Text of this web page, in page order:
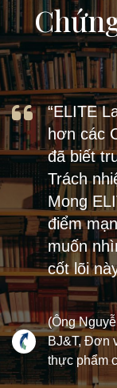
“ELITE
hơn các
đã biết
Trách
Mong
điểm
muốn
cốt lõi
(Ông
BJ&T, Đơn
thực phẩm
Cách
sáng tạo
YouTube
sự cố về
của Tam
tâm,
này.
nghĩ đến
chưa
YouTube
và “đánh
làm tôi lo
Youtube
“ELITE
hơn các
đã biết
Trách
Mong
điểm
muốn
cốt lõi
(Ông
BJ&T, Đơn
thực phẩm